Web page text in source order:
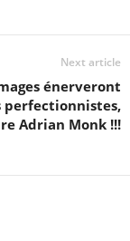
Next article
énerveront
perfectionnistes,
Adrian Monk !!!